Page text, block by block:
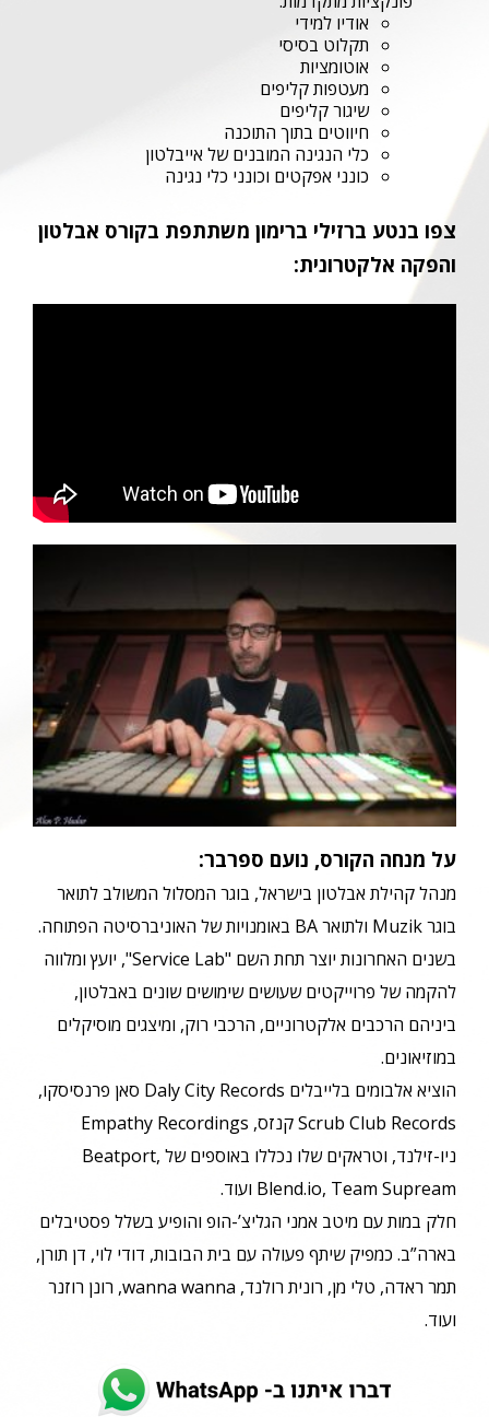
אודיו למידי
תקלוט בסיסי
אוטומציות
מעטפות קליפים
שיגור קליפים
חיווטים בתוך התוכנה
כלי הנגינה המובנים של אייבלטון
כונני אפקטים וכונני כלי נגינה
צפו בנטע ברזילי ברימון משתתפת בקורס אבלטון
והפקה אלקטרונית:
על מנחה הקורס, נועם ספרבר:
מנהל קהילת אבלטון בישראל, בוגר המסלול המשולב לתואר
בוגר Muzik ולתואר BA באומנויות של האוניברסיטה הפתוחה.
בשנים האחרונות יוצר תחת השם "Service Lab", יועץ ומלווה
להקמה של פרוייקטים שעושים שימושים שונים באבלטון,
ביניהם הרכבים אלקטרוניים, הרכבי רוק, ומיצגים מוסיקלים
במוזיאונים.
הוציא אלבומים בלייבלים Daly City Records סאן פרנסיסקו,
Scrub Club Records קנזס, Empathy Recordings
ניו-זילנד, וטראקים שלו נכללו באוספים של Beatport,
Blend.io, Team Supream ועוד.
חלק במות עם מיטב אמני הגליצ’-הופ והופיע בשלל פסטיבלים
בארה”ב. כמפיק שיתף פעולה עם בית הבובות, דודי לוי, דן תורן,
תמר ראדה, טלי מן, רונית רולנד, wanna wanna, רונן רוזנר
ועוד.